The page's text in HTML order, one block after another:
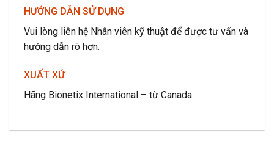
HƯỚNG DẪN SỬ DỤNG
Vui lòng liên hệ Nhân viên kỹ thuật để được tư vấn và
hướng dẫn rõ hơn.
XUẤT XỨ
Hãng Bionetix International – từ Canada